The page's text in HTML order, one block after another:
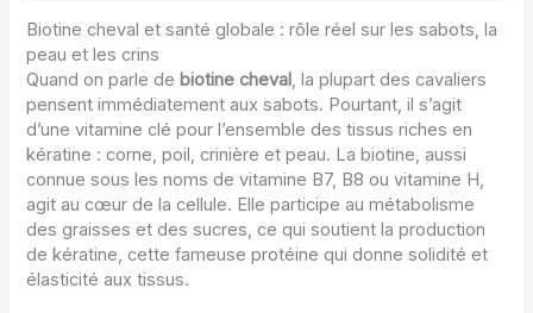
Biotine cheval et santé globale : rôle réel sur les sabots, la
peau et les crins
Quand on parle de biotine cheval, la plupart des cavaliers
pensent immédiatement aux sabots. Pourtant, il s’agit
d’une vitamine clé pour l’ensemble des tissus riches en
kératine : corne, poil, crinière et peau. La biotine, aussi
connue sous les noms de vitamine B7, B8 ou vitamine H,
agit au cœur de la cellule. Elle participe au métabolisme
des graisses et des sucres, ce qui soutient la production
de kératine, cette fameuse protéine qui donne solidité et
élasticité aux tissus.